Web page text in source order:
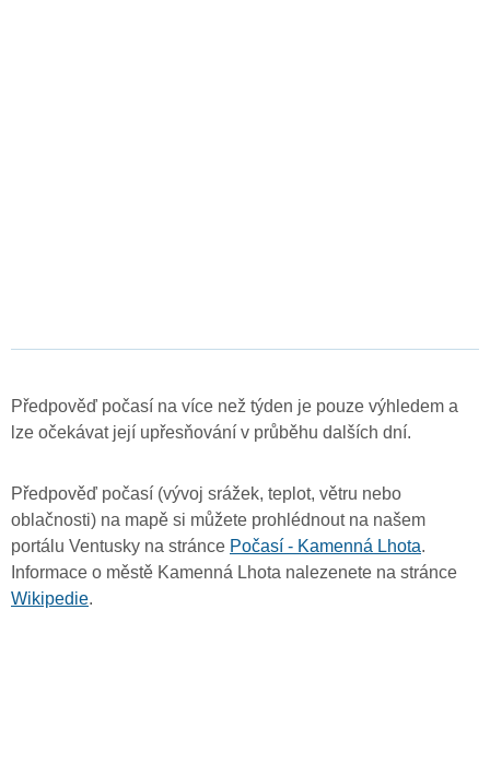
Předpověď počasí na více než týden je pouze výhledem a
lze očekávat její upřesňování v průběhu dalších dní.
Předpověď počasí (vývoj srážek, teplot, větru nebo
oblačnosti) na mapě si můžete prohlédnout na našem
portálu Ventusky na stránce Počasí - Kamenná Lhota.
Informace o městě Kamenná Lhota nalezenete na stránce
Wikipedie.